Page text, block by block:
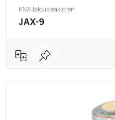
KNX Jalousieaktoren
JAX-9